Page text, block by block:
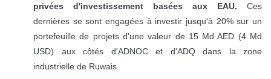
privées d'investissement basées aux EAU. Ces
dernières se sont engagées à investir jusqu'à 20% sur un
portefeuille de projets d'une valeur de 15 Md AED (4 Md
USD) aux côtés d'ADNOC et d'ADQ dans la zone
industrielle de Ruwais.